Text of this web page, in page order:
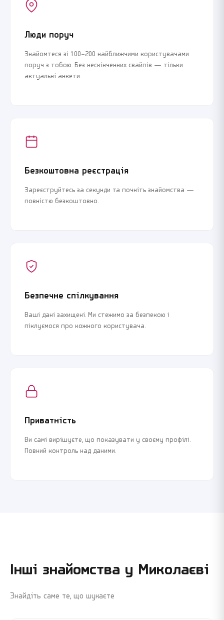
Реєстрація
Люди поруч
Знайомтеся зі 100–200 найближчими користувачами
поруч з тобою. Без нескінченних свайпів — тільки
актуальні анкети.
Безкоштовна реєстрація
Зареєструйтесь за секунди та почніть знайомства —
повністю безкоштовно.
Безпечне спілкування
Ваші дані захищені. Ми стежимо за безпекою і
піклуємося про кожного користувача.
Приватність
Ви самі вирішуєте, що показувати у своєму профілі.
Повний контроль над даними.
Інші знайомства у Миколаєві
Знайдіть саме те, що шукаєте
Реєстрація